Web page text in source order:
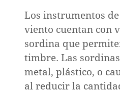
Los instrumentos
viento cuentan con
sordina que
timbre. Las
metal, plástico, o
al reducir la